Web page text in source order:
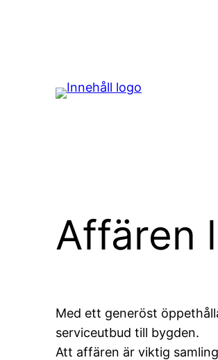
Affären
Med ett generöst
serviceutbud till bygden.
Att affären är viktig